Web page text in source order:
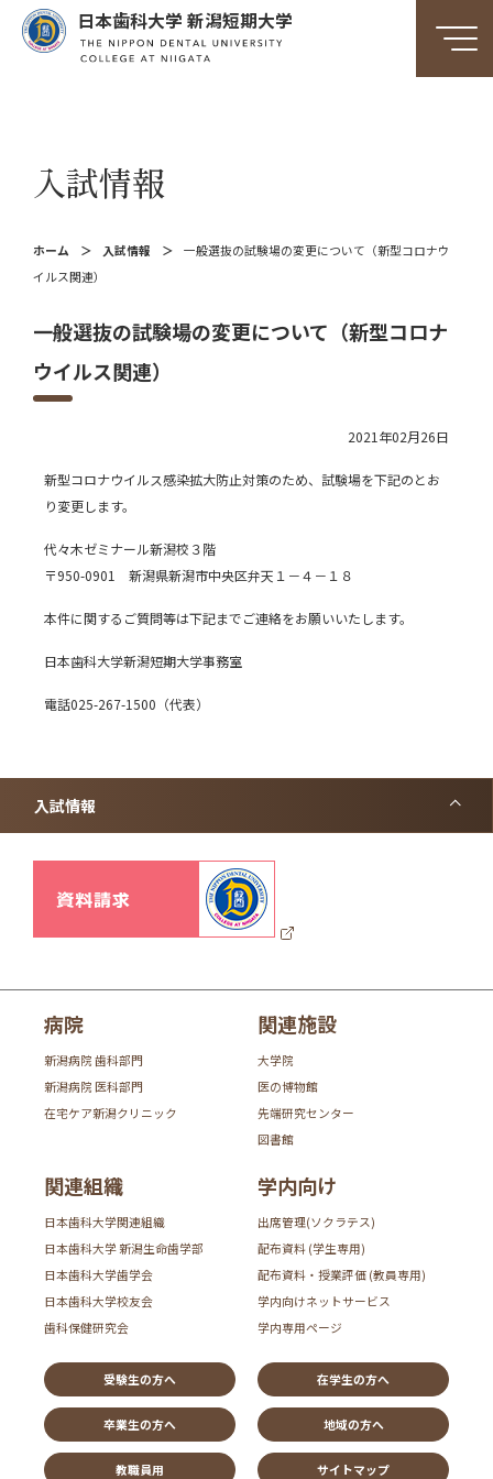
日本歯科大学 新潟短期大学
入試情報
ホーム 入試情報
一般選抜の試験場の変更について（新型コロナウ
イルス関連）
一般選抜の試験場の変更について（新型コロナ
ウイルス関連）
2021年02月26日
新型コロナウイルス感染拡大防止対策のため、試験場を下記のとお
り変更します。
代々木ゼミナール新潟校３階
〒950-0901 新潟県新潟市中央区弁天１－４－１８
本件に関するご質問等は下記までご連絡をお願いいたします。
日本歯科大学新潟短期大学事務室
電話025-267-1500（代表）
入試情報
病院
新潟病院 歯科部門
新潟病院 医科部門
在宅ケア新潟クリニック
関連施設
大学院
医の博物館
先端研究センター
図書館
関連組織
日本歯科大学関連組織
日本歯科大学 新潟生命歯学部
日本歯科大学歯学会
日本歯科大学校友会
歯科保健研究会
学内向け
出席管理(ソクラテス)
配布資料 (学生専用)
配布資料・授業評価 (教員専用)
学内向けネットサービス
学内専用ページ
受験生の方へ 在学生の方へ
卒業生の方へ 地域の方へ
教職員用 サイトマップ